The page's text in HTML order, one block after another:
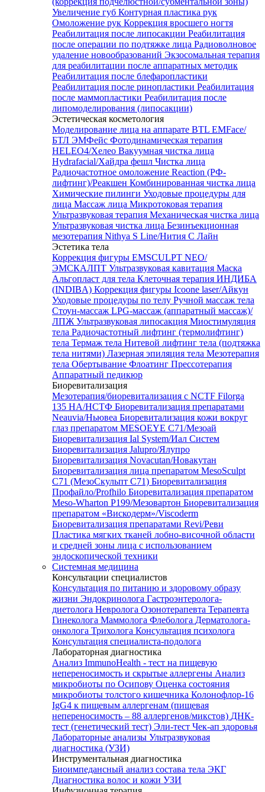
Увеличение губ Контурная пластика рук
Омоложение рук Коррекция вросшего ногтя
Реабилитация после липосакции Реабилитация
после операции по подтяжке лица Радиоволновое
удаление новообразований Экзосомальная терапия
для реабилитации после аппаратных методик
Реабилитация после блефаропластики
Реабилитация после ринопластики Реабилитация
после маммопластики Реабилитация после
липомоделирования (липосакции)
Эстетическая косметология
Моделирование лица на аппарате BTL EMFace/
БТЛ ЭМФейс Фотодинамическая терапия
HELEO4/Хелео Вакуумная чистка лица
Hydrafacial/Хайдра фешл Чистка лица
Радиочастотное омоложение Reaction (РФ-
лифтинг)/Реакшен Комбинированная чистка лица
Химические пилинги Уходовые процедуры для
лица Массаж лица Микротоковая терапия
Ультразвуковая терапия Механическая чистка лица
Ультразвуковая чистка лица Безинъекционная
мезотерапия Nithya S Line/Нития С Лайн
Эстетика тела
Коррекция фигуры EMSCULPT NEO/
ЭМСКАЛПТ Ультразвуковая кавитация Маска
Альгопласт для тела Клеточная терапия ИНДИБА
(INDIBA) Коррекция фигуры Icoone laser/Айкун
Уходовые процедуры по телу Ручной массаж тела
Стоун-массаж LPG-массаж (аппаратный массаж)/
ЛПЖ Ультразвуковая липосакция Миостимуляция
тела Радиочастотный лифтинг (термолифтинг)
тела Термаж тела Нитевой лифтинг тела (подтяжка
тела нитями) Лазерная эпиляция тела Мезотерапия
тела Обертывание Флоатинг Прессотерапия
Аппаратный педикюр
Биоревитализация
Мезотерапия/биоревитализация с NCTF Filorga
135 HA/НСТФ Биоревитализация препаратами
Neauvia/Ньювеа Биоревитализация кожи вокруг
глаз препаратом MESOEYE C71/Мезоай
Биоревитализация Ial System/Иал Систем
Биоревитализация Jalupro/Ялупро
Биоревитализация Novacutan/Новакутан
Биоревитализация лица препаратом MesoSculpt
C71 (МезоСкульпт С71) Биоревитализация
Профайло/Profhilo Биоревитализация препаратом
Meso-Wharton P199/Мезовартон Биоревитализация
препаратом «Вискодерм»/Viscoderm
Биоревитализация препаратами Revi/Реви
Пластика мягких тканей лобно-височной области
и средней зоны лица с использованием
эндоскопической техники
Системная медицина
Консультации специалистов
Консультация по питанию и здоровому образу
жизни Эндокринолога Гастроэнтеролога-
диетолога Невролога Озонотерапевта Терапевта
Гинеколога Маммолога Флеболога Дерматолога-
онколога Трихолога Консультация психолога
Консультация специалиста-подолога
Лабораторная диагностика
Анализ ImmunoHealth - тест на пищевую
непереносимость и скрытые аллергены Анализ
микробиоты по Осипову Оценка состояния
микробиоты толстого кишечника Колонофлор-16
IgG4 к пищевым аллергенам (пищевая
непереносимость – 88 аллергенов/микстов) ДНК-
тест (генетический тест) Эли-тест Чек-ап здоровья
Лабораторные анализы Ультразвуковая
диагностика (УЗИ)
Инструментальная диагностика
Биоимпедансный анализ состава тела ЭКГ
Диагностика волос и кожи УЗИ